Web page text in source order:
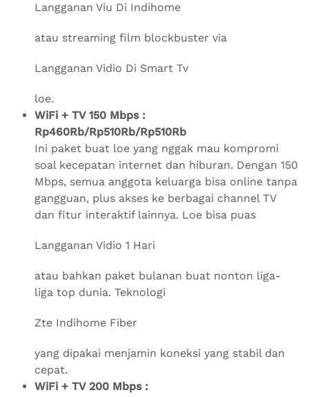
Langganan Viu Di Indihome
atau streaming film blockbuster via
Langganan Vidio Di Smart Tv
loe.
WiFi + TV 150 Mbps :
Rp460Rb/Rp510Rb/Rp510Rb
Ini paket buat loe yang nggak mau kompromi
soal kecepatan internet dan hiburan. Dengan 150
Mbps, semua anggota keluarga bisa online tanpa
gangguan, plus akses ke berbagai channel TV
dan fitur interaktif lainnya. Loe bisa puas
Langganan Vidio 1 Hari
atau bahkan paket bulanan buat nonton liga-
liga top dunia. Teknologi
Zte Indihome Fiber
yang dipakai menjamin koneksi yang stabil dan
cepat.
WiFi + TV 200 Mbps :